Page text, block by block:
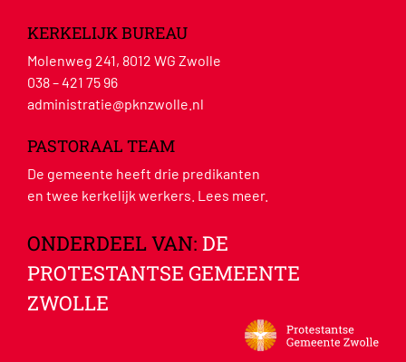
KERKELIJK BUREAU
Molenweg 241, 8012 WG Zwolle
038 – 421 75 96
administratie@pknzwolle.nl
PASTORAAL TEAM
De gemeente heeft drie predikanten
en twee kerkelijk werkers. Lees meer.
ONDERDEEL VAN: DE
PROTESTANTSE GEMEENTE
ZWOLLE